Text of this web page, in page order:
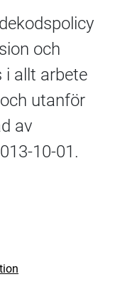
och
i allt arbete
utanför
av
10-01.